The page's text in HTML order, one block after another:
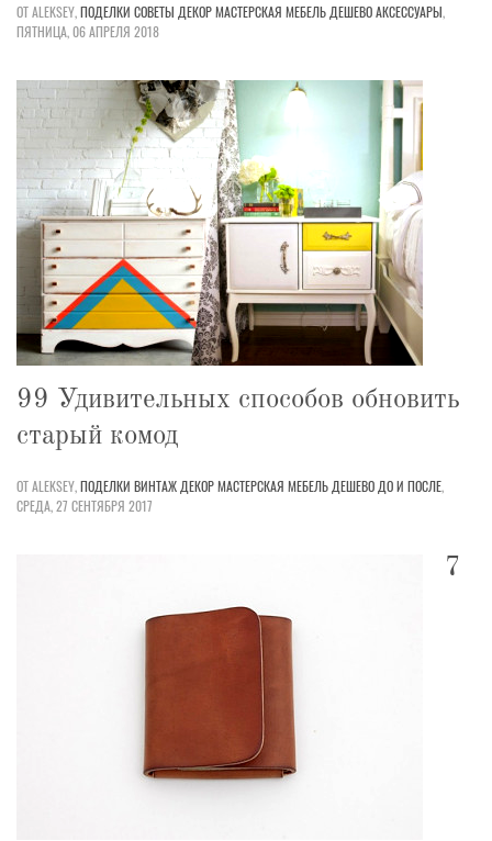
ОТ ALEKSEY,ПОДЕЛКИ СОВЕТЫ ДЕКОРМАСТЕРСКАЯ МЕБЕЛЬ ДЕШЕВОАКСЕССУАРЫ,
ПЯТНИЦА, 06 АПРЕЛЯ 2018
99 Удивительных способов обновить
старый комод
ОТ ALEKSEY,ПОДЕЛКИ ВИНТАЖ ДЕКОРМАСТЕРСКАЯ МЕБЕЛЬ ДЕШЕВО ДО И ПОСЛЕ,
СРЕДА, 27 СЕНТЯБРЯ 2017
7